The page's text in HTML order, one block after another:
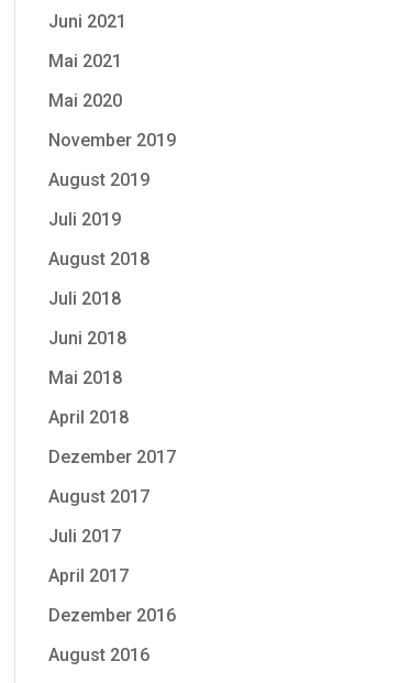
Juni 2021
Mai 2021
Mai 2020
November 2019
August 2019
Juli 2019
August 2018
Juli 2018
Juni 2018
Mai 2018
April 2018
Dezember 2017
August 2017
Juli 2017
April 2017
Dezember 2016
August 2016